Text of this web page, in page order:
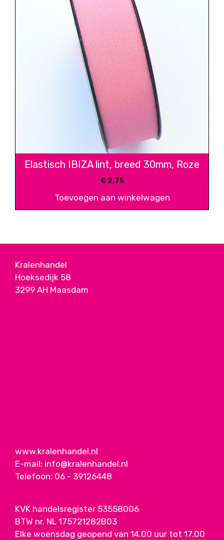
Elastisch IBIZA lint, breed 30mm, Roze
€2,75
Toevoegen aan winkelwagen
Kralenhandel
Hoeksedijk 58
3299 AH Maasdam
www.kralenhandel.nl
E-mail: info@kralenhandel.nl
Telefoon: 06 - 39126448
KVK handelsregister 53558006
BTW nr. NL 175721282B03
Elke woensdag geopend van 14.00 uur tot 17.00